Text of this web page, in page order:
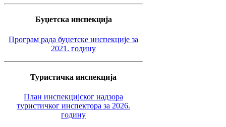
Буџетска инспекција
Програм рада буџетске инспекције за
2021. годину
Туристичка инспекција
План инспекцијског надзора
туристичког инспектора за 2026.
годину